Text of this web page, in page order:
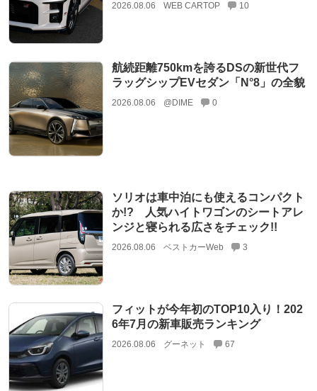
2026.08.06 WEB CARTOP 10
航続距離750kmを誇るDSの新世代フ
ラッグシップEVセダン「N°8」の全貌
2026.08.06 @DIME 0
ソリオは車中泊にも使えるコンパクト
か!? 人気ハイトワゴンのシートアレ
ンジと寝られる広さをチェック!!
2026.08.06 ベストカーWeb 3
フィットが今年初のTOP10入り！202
6年7月の新車販売ランキング
2026.08.06 グーネット 67